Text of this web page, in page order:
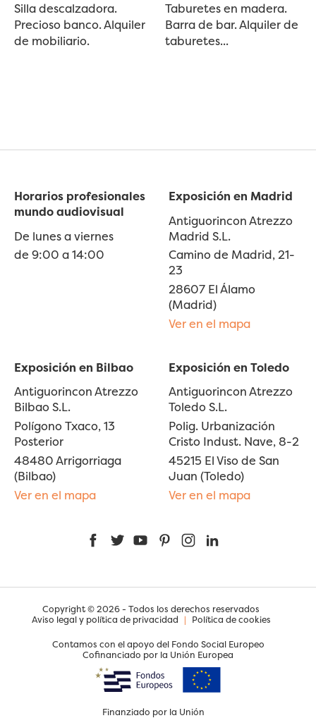
Silla descalzadora.
Precioso banco. Alquiler
de mobiliario.
Taburetes en madera.
Barra de bar. Alquiler de
taburetes...
Horarios profesionales
mundo audiovisual
De lunes a viernes
de 9:00 a 14:00
Exposición en Madrid
Antiguorincon Atrezzo
Madrid S.L.
Camino de Madrid, 21-
23
28607 El Álamo
(Madrid)
Ver en el mapa
Exposición en Bilbao
Antiguorincon Atrezzo
Bilbao S.L.
Polígono Txaco, 13
Posterior
48480 Arrigorriaga
(Bilbao)
Ver en el mapa
Exposición en Toledo
Antiguorincon Atrezzo
Toledo S.L.
Polig. Urbanización
Cristo Indust. Nave, 8-2
45215 El Viso de San
Juan (Toledo)
Ver en el mapa
FacebookTwitterYouTubePinterestInstagram
Copyright © 2026 - Todos los derechos reservados
Aviso legal y política de privacidad | Política de cookies
Contamos con el apoyo del Fondo Social Europeo
Cofinanciado por la Unión Europea
Finanziado por la Unión